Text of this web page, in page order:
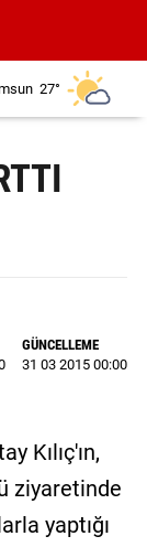
27°
GÜNCELLEME
31 03 2015 00:00
Kılıç'ın,
ziyaretinde
yaptığı